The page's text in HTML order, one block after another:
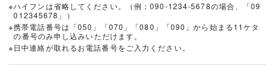
※ハイフンは省略してください。（例：090-1234-5678の場合、「09
012345678」）
※携帯電話番号は「050」「070」「080」「090」から始まる11ケタ
の番号のみ申し込みいただけます。
※日中連絡が取れるお電話番号をご入力ください。